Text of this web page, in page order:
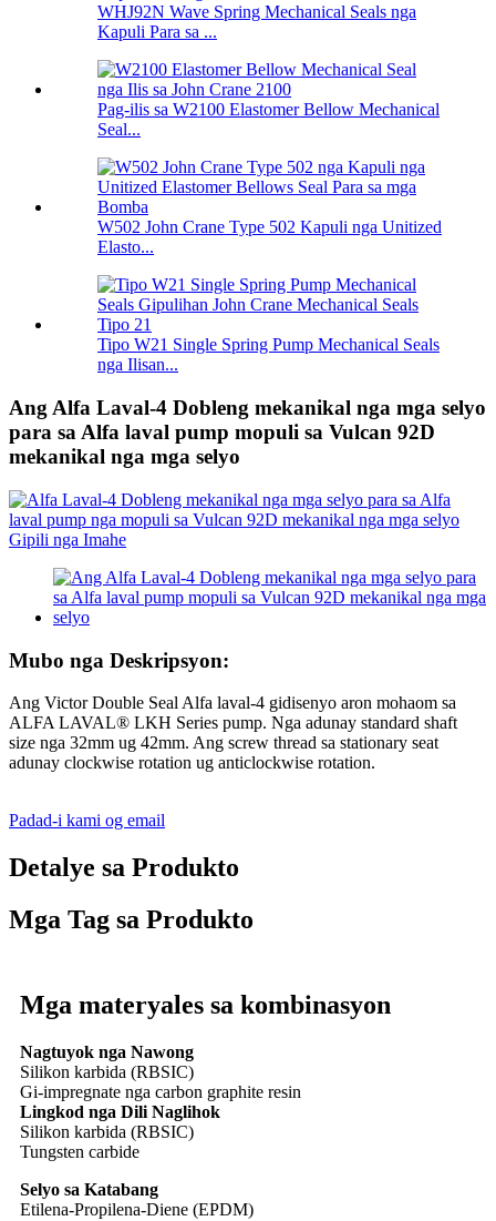
WHJ92N Wave Spring Mechanical Seals nga
Kapuli Para sa ...
Pag-ilis sa W2100 Elastomer Bellow Mechanical
Seal...
W502 John Crane Type 502 Kapuli nga Unitized
Elasto...
Tipo W21 Single Spring Pump Mechanical Seals
nga Ilisan...
Ang Alfa Laval-4 Dobleng mekanikal nga mga selyo
para sa Alfa laval pump mopuli sa Vulcan 92D
mekanikal nga mga selyo
Mubo nga Deskripsyon:
Ang Victor Double Seal Alfa laval-4 gidisenyo aron mohaom sa
ALFA LAVAL® LKH Series pump. Nga adunay standard shaft
size nga 32mm ug 42mm. Ang screw thread sa stationary seat
adunay clockwise rotation ug anticlockwise rotation.
Padad-i kami og email
Detalye sa Produkto
Mga Tag sa Produkto
Mga materyales sa kombinasyon
Nagtuyok nga Nawong
Silikon karbida (RBSIC)
Gi-impregnate nga carbon graphite resin
Lingkod nga Dili Naglihok
Silikon karbida (RBSIC)
Tungsten carbide
Selyo sa Katabang
Etilena-Propilena-Diene (EPDM)